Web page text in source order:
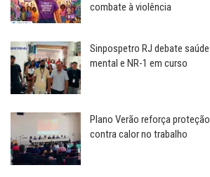
combate à violência
Sinpospetro RJ debate saúde
mental e NR-1 em curso
Plano Verão reforça proteção
contra calor no trabalho